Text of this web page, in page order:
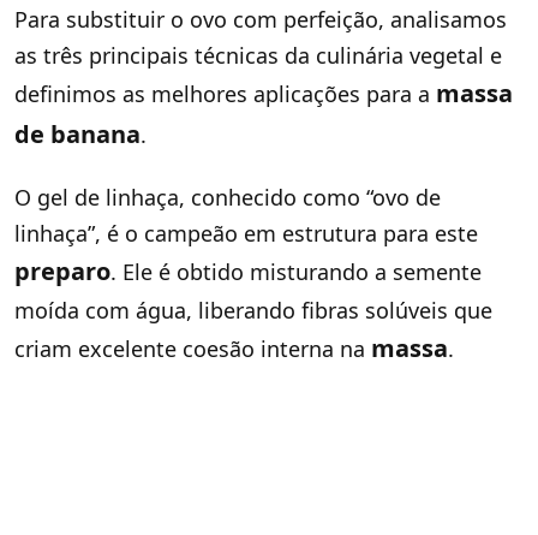
Para substituir o ovo com perfeição, analisamos
as três principais técnicas da culinária vegetal e
definimos as melhores aplicações para a massa
de banana.
O gel de linhaça, conhecido como “ovo de
linhaça”, é o campeão em estrutura para este
preparo. Ele é obtido misturando a semente
moída com água, liberando fibras solúveis que
criam excelente coesão interna na massa.